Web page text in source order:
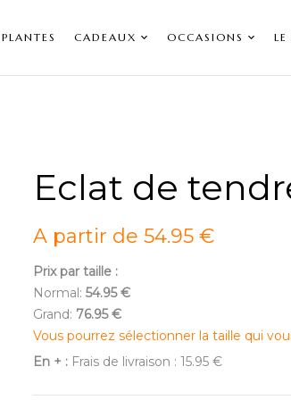
PLANTES CADEAUX OCCASIONS LE
Eclat de
A partir de 54.95 €
Prix par taille :
Normal: 54.95 €
Grand: 76.95 €
Vous pourrez sélectionner la taille qui
En + : Frais de livraison : 15.95 €